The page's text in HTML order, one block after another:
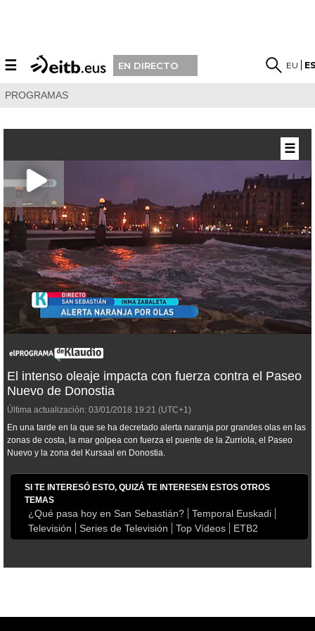
☰ EN DIRECTO EU
PROGRAMAS
El intenso oleaje impacta con fuerza contra el Paseo
Nuevo de Donostia
Última actualización: 03/01/2018 19:21 (UTC+1)
En una tarde en la que se ha decretado alerta naranja por grandes olas en las
zonas de costa, la mar golpea con fuerza el puente de la Zurriola, el Paseo
Nuevo y la zona del Kursaal en Donostia.
SI TE INTERESÓ ESTO, QUIZÁ TE INTERESEN ESTOS OTROS
TEMAS
¿Qué pasa hoy en San Sebastián?
Temporal Euskadi
Televisión
Series de Televisión Top Vídeos ETB2
☰